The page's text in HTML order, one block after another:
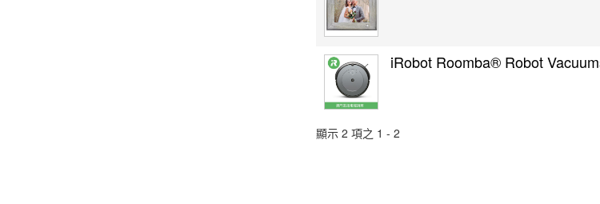
iRobot Roomba® Robot
顯示 2 項之 1 - 2